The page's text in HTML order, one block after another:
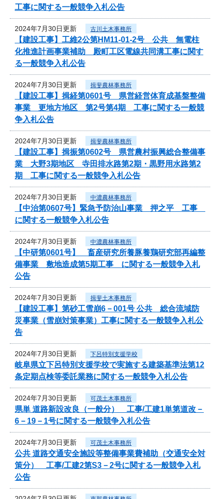
工事に関する一般競争入札公告
2024年7月30日更新 古川土木事務所
【建設工事】工維2公第HM11-01-2号 公共 無電柱
化推進計画事業補助 殿町工区電線共同溝工事に関す
る一般競争入札公告
2024年7月30日更新 揖斐農林事務所
【建設工事】揖経第0601号 県営経営体育成基盤整備
事業 更地方地区 第2号第4期 工事に関する一般競
争入札公告
2024年7月30日更新 揖斐農林事務所
【建設工事】揖振第0602号 県営農村振興総合整備事
業 大野3期地区 寺田排水路第2期・黒野用水路第2
期 工事に関する一般競争入札公告
2024年7月30日更新 中濃農林事務所
【中治第0607号】緊急予防治山事業 押之平 工事
に関する一般競争入札公告
2024年7月30日更新 中濃農林事務所
【中研第0601号】 畜産研究所養豚養鶏研究部再編整
備事業 敷地造成第5期工事 に関する一般競争入札
公告
2024年7月30日更新 揖斐土木事務所
【建設工事】第砂工雪崩6－001号 公共 総合流域防
災事業（雪崩対策事業）工事に関する一般競争入札公
告
2024年7月30日更新 下呂特別支援学校
岐阜県立下呂特別支援学校で実施する建築基準法第12
条定期点検等委託業務に関する一般競争入札公告
2024年7月30日更新 可茂土木事務所
県単 道路新設改良（一般分） 工事/工建1単第道改－
6－19－1号に関する一般競争入札公告
2024年7月30日更新 可茂土木事務所
公共 道路交通安全施設等整備事業費補助（交通安全対
策分） 工事/工建2第S3－2号に関する一般競争入札
公告